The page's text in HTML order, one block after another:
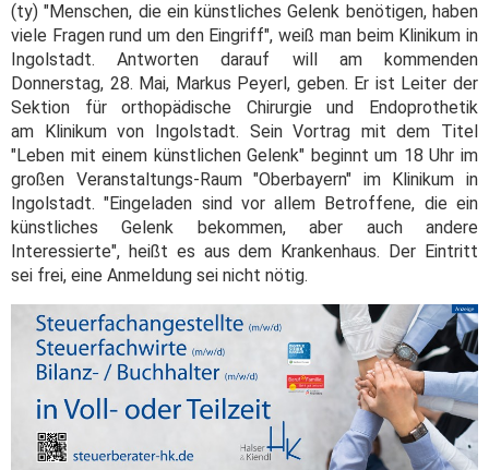
(ty) "Menschen, die ein künstliches Gelenk benötigen, haben
viele Fragen rund um den Eingriff", weiß man beim Klinikum in
Ingolstadt. Antworten darauf will am kommenden
Donnerstag, 28. Mai, Markus Peyerl, geben. Er ist Leiter der
Sektion für orthopädische Chirurgie und Endoprothetik
am Klinikum von Ingolstadt. Sein Vortrag mit dem Titel
"Leben mit einem künstlichen Gelenk" beginnt um 18 Uhr im
großen Veranstaltungs-Raum "Oberbayern" im Klinikum in
Ingolstadt. "Eingeladen sind vor allem Betroffene, die ein
künstliches Gelenk bekommen, aber auch andere
Interessierte", heißt es aus dem Krankenhaus. Der Eintritt
sei frei, eine Anmeldung sei nicht nötig.